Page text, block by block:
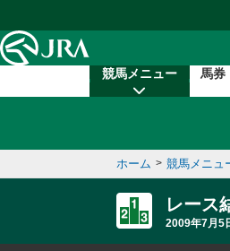
競馬メニュー 馬券
ホーム > 競馬メニュ
レース
2009年7月5